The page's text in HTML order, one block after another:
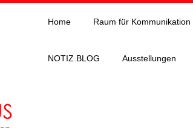
Home Raum für Kommunikation
NOTIZ.BLOG Ausstellungen